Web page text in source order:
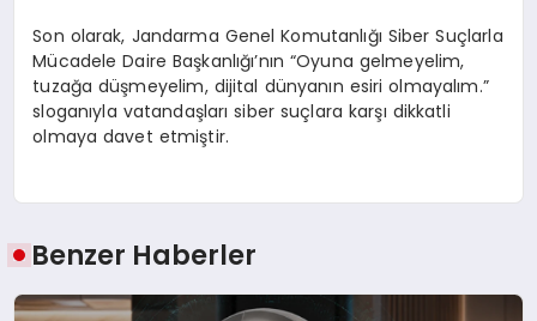
Son olarak, Jandarma Genel Komutanlığı Siber Suçlarla
Mücadele Daire Başkanlığı’nın “Oyuna gelmeyelim,
tuzağa düşmeyelim, dijital dünyanın esiri olmayalım.”
sloganıyla vatandaşları siber suçlara karşı dikkatli
olmaya davet etmiştir.
Benzer Haberler